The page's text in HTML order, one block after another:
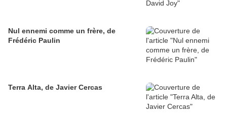
Nul ennemi comme un frère, de
Frédéric Paulin
Terra Alta, de Javier Cercas